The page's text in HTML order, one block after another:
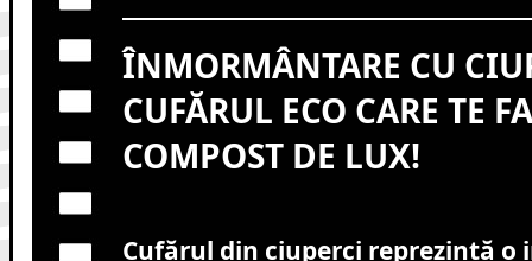
ÎNMORMÂNTARE CU
CUFĂRUL ECO CARE TE
COMPOST DE LUX!
Cufărul din ciuperci reprezintă o